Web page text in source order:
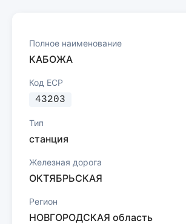
Полное наименование
КАБОЖА
Код ЕСР
43203
Тип
станция
Железная дорога
ОКТЯБРЬСКАЯ
Регион
НОВГОРОДСКАЯ область